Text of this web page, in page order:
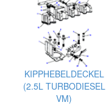
KIPPHEBELDECKEL
(2.5L TURBODIESEL
VM)